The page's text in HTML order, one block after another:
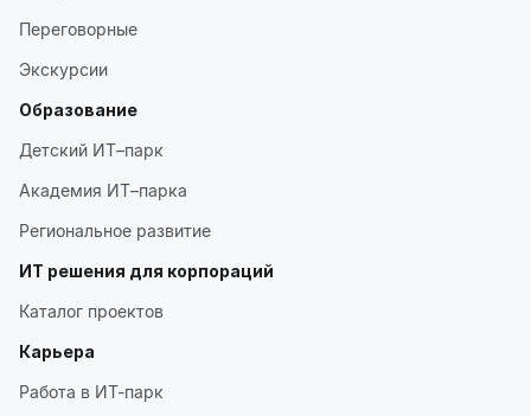
Переговорные
Экскурсии
Образование
Детский ИТ–парк
Академия ИТ–парка
Региональное развитие
ИТ решения для корпораций
Каталог проектов
Карьера
Работа в ИТ-парк